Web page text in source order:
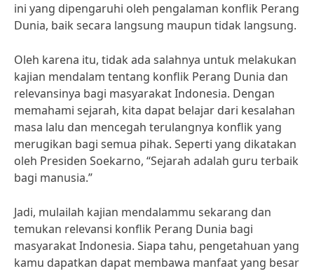
ini yang dipengaruhi oleh pengalaman konflik Perang
Dunia, baik secara langsung maupun tidak langsung.
Oleh karena itu, tidak ada salahnya untuk melakukan
kajian mendalam tentang konflik Perang Dunia dan
relevansinya bagi masyarakat Indonesia. Dengan
memahami sejarah, kita dapat belajar dari kesalahan
masa lalu dan mencegah terulangnya konflik yang
merugikan bagi semua pihak. Seperti yang dikatakan
oleh Presiden Soekarno, “Sejarah adalah guru terbaik
bagi manusia.”
Jadi, mulailah kajian mendalammu sekarang dan
temukan relevansi konflik Perang Dunia bagi
masyarakat Indonesia. Siapa tahu, pengetahuan yang
kamu dapatkan dapat membawa manfaat yang besar